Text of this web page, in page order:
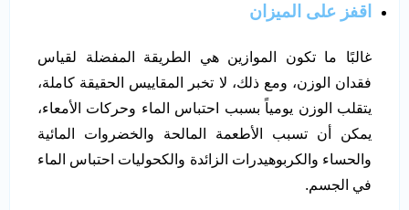
اقفز على الميزان
غالبًا ما تكون الموازين هي الطريقة المفضلة لقياس
فقدان الوزن، ومع ذلك، لا تخبر المقاييس الحقيقة كاملة،
يتقلب الوزن يومياً بسبب احتباس الماء وحركات الأمعاء،
يمكن أن تسبب الأطعمة المالحة والخضروات المائية
والحساء والكربوهيدرات الزائدة والكحوليات احتباس الماء
في الجسم.